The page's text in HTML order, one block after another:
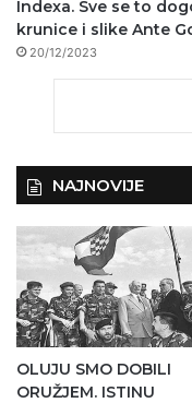
Indexa. Sve se to
krunice i slike Ante
20/12/2023
NAJNOVIJE
OLUJU SMO DOBILI
ORUŽJEM. ISTINU